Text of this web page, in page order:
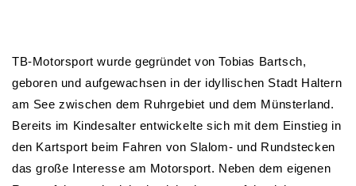
TB-Motorsport wurde gegründet von Tobias Bartsch,
geboren und aufgewachsen in der idyllischen Stadt Haltern
am See zwischen dem Ruhrgebiet und dem Münsterland.
Bereits im Kindesalter entwickelte sich mit dem Einstieg in
den Kartsport beim Fahren von Slalom- und Rundstecken
das große Interesse am Motorsport. Neben dem eigenen